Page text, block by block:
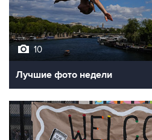
10
Лучшие фото недели